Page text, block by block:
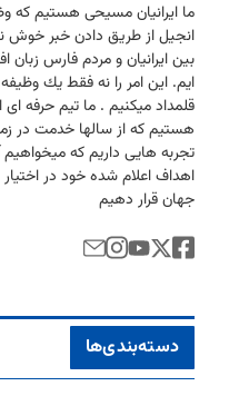
ما ایرانیان مسیحی هستیم كه
انجیل از طریق دادن خبر
بین ایرانیان و مردم فارس زبان
ایم. این امر را نه فقط یك
قلمداد میكنیم . ما تیم حرفه
هستیم كه از سالها خدمت در
تجربه هایی داریم كه میخواهیم
اهداف اعلام شده خود در اختیار
جهان قرار دهیم
دسته‌بندی‌ها